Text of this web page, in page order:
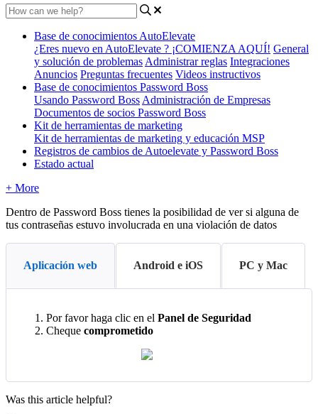
Base de conocimientos AutoElevate
¿Eres nuevo en AutoElevate ? ¡COMIENZA AQUÍ! General
y solución de problemas Administrar reglas Integraciones
Anuncios Preguntas frecuentes Videos instructivos
Base de conocimientos Password Boss
Usando Password Boss Administración de Empresas
Documentos de socios Password Boss
Kit de herramientas de marketing
Kit de herramientas de marketing y educación MSP
Registros de cambios de Autoelevate y Password Boss
Estado actual
+ More
Dentro de Password Boss tienes la posibilidad de ver si alguna de
tus contraseñas estuvo involucrada en una violación de datos
Aplicación web Android e iOS PC y Mac
Por favor haga clic en el Panel de Seguridad
Cheque comprometido
Was this article helpful?